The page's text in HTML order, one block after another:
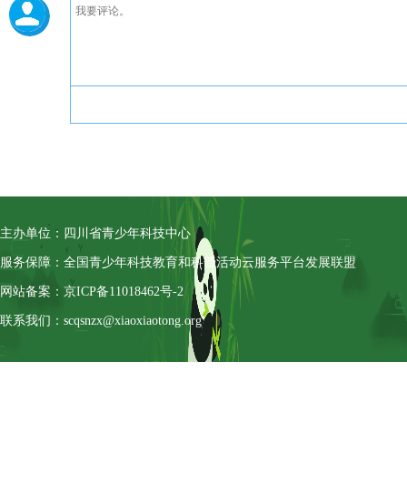
主办单位：四川省青少年科技中心
服务保障：全国青少年科技教育和科普活动云服务平台发展联盟
网站备案：京ICP备11018462号-2
联系我们：scqsnzx@xiaoxiaotong.org